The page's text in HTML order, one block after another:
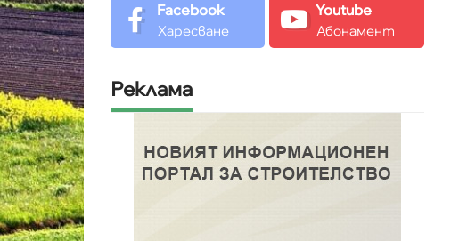
Facebook
Харесване
Youtube
Абонамент
Реклама